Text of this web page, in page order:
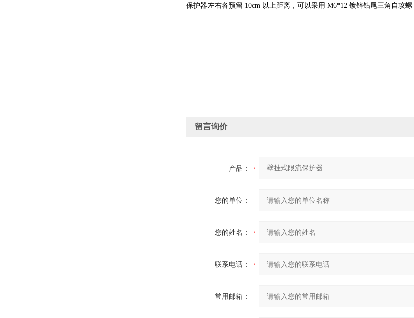
保护器左右各预留 10cm 以上距离，可以采用 M6*12 镀锌钻尾三角自攻螺
留言询价
产品：
您的单位：
您的姓名：
联系电话：
常用邮箱：